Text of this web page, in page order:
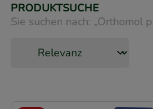
PRODUKTSUCHE
Sie suchen nach: „Orthomol